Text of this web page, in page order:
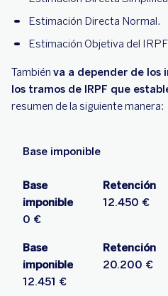
Estimación Directa Normal.
Estimación Objetiva del
También va a depender de los
los tramos de IRPF que
resumen de la siguiente manera:
Base imponible
Base
imponible
0 €
Retención
12.450 €
Base
imponible
12.451 €
Retención
20.200 €